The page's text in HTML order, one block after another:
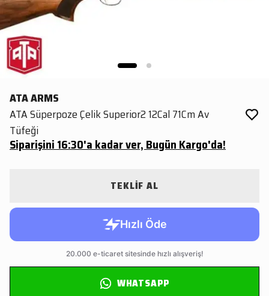
ATA ARMS
ATA Süperpoze Çelik Superior2 12Cal 71Cm Av
Tüfeği
Siparişini 16:30'a kadar ver, Bugün Kargo'da!
TEKLİF AL
WHATSAPP